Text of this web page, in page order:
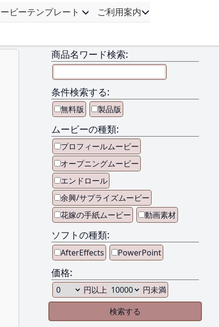
ビーテンプレート ご利用案内
商品名ワード検索:
条件検索する:
無料版 製品版
ムービーの種類:
プロフィールムービー
オープニングムービー
エンドロール
余興/サプライズムービー
花嫁の手紙ムービー
動画素材
ソフトの種類:
AfterEffects PowerPoint
価格:
円以上 円未満